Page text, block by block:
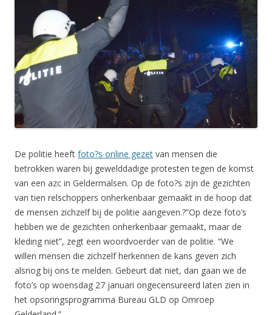
De politie heeft foto?s online gezet van mensen die
betrokken waren bij gewelddadige protesten tegen de komst
van een azc in Geldermalsen. Op de foto?s zijn de gezichten
van tien relschoppers onherkenbaar gemaakt in de hoop dat
de mensen zichzelf bij de politie aangeven.?”Op deze foto’s
hebben we de gezichten onherkenbaar gemaakt, maar de
kleding niet”, zegt een woordvoerder van de politie. “We
willen mensen die zichzelf herkennen de kans geven zich
alsnog bij ons te melden. Gebeurt dat niet, dan gaan we de
foto’s op woensdag 27 januari ongecensureerd laten zien in
het opsoringsprogramma Bureau GLD op Omroep